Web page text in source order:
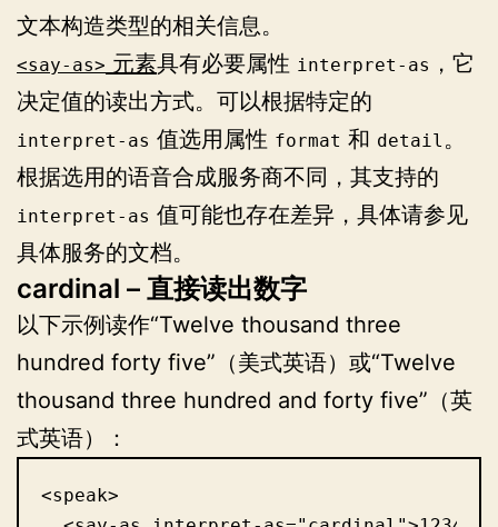
文本构造类型的相关信息。
<say‑as> 元素具有必要属性 interpret-as ，它
决定值的读出方式。可以根据特定的
interpret-as 值选用属性 format 和 detail 。
根据选用的语音合成服务商不同，其支持的
interpret-as 值可能也存在差异，具体请参见
具体服务的文档。
cardinal – 直接读出数字
以下示例读作“Twelve thousand three
hundred forty five”（美式英语）或“Twelve
thousand three hundred and forty five”（英
式英语）：
<speak>